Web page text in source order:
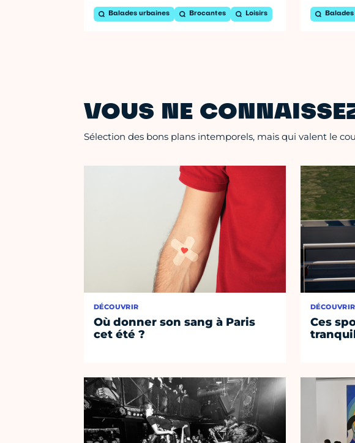
Balades urbaines Brocantes Loisirs
VOUS NE
Sélection des bons plans intemporels, mais qui valent le
DÉCOUVRIR
Où donner son sang à Paris
cet été ?
DÉCOUVRIR
Ces